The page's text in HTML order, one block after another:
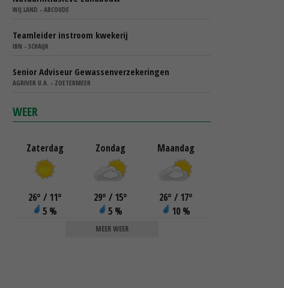
WIJ.LAND - ABCOUDE
Teamleider instroom kwekerij
IBN - SCHAIJK
Senior Adviseur Gewassenverzekeringen
AGRIVER U.A. - ZOETERMEER
WEER
Zaterdag
26° / 11°
5 %
Zondag
29° / 15°
5 %
Maandag
26° / 17°
10 %
MEER WEER